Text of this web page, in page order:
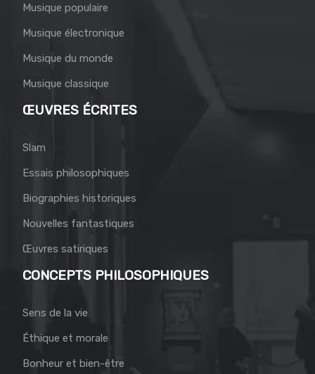
Musique populaire
Musique électronique
Musique du monde
Musique classique
ŒUVRES ÉCRITES
Slam
Essais philosophiques
Biographies historiques
Nouvelles fantastiques
Œuvres satiriques
CONCEPTS PHILOSOPHIQUES
Sens de la vie
Éthique et morale
Bonheur et bien-être